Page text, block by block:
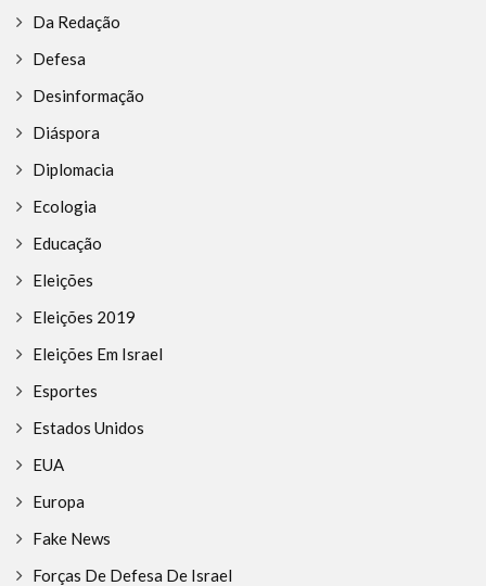
Da Redação
Defesa
Desinformação
Diáspora
Diplomacia
Ecologia
Educação
Eleições
Eleições 2019
Eleições Em Israel
Esportes
Estados Unidos
EUA
Europa
Fake News
Forças De Defesa De Israel